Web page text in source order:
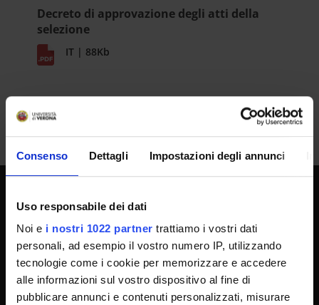
Consenso Dettagli Impostazioni degli annunci
Uso responsabile dei dati
Noi e i nostri 1022 partner trattiamo i vostri dati
personali, ad esempio il vostro numero IP, utilizzando
tecnologie come i cookie per memorizzare e accedere
alle informazioni sul vostro dispositivo al fine di
pubblicare annunci e contenuti personalizzati, misurare
Decreto di approvazione degli atti della
selezione
IT | 88Kb
UNIVERSITY SERVICES
Transparency